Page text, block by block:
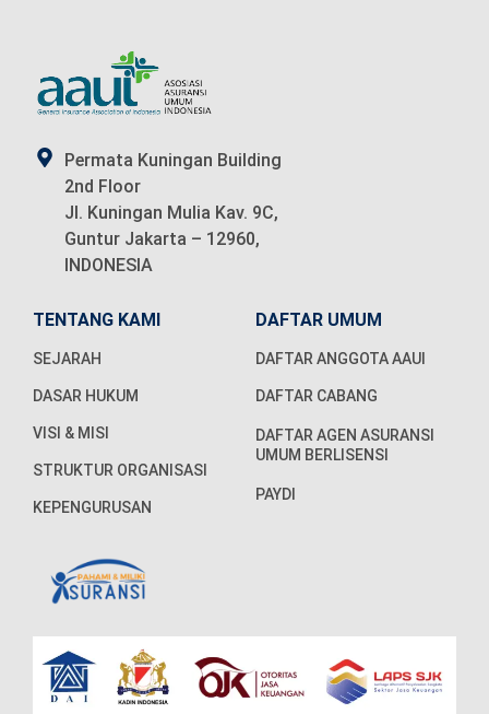
Permata Kuningan Building
2nd Floor
Jl. Kuningan Mulia Kav. 9C,
Guntur Jakarta – 12960,
INDONESIA
TENTANG KAMI
SEJARAH
DASAR HUKUM
VISI & MISI
STRUKTUR ORGANISASI
KEPENGURUSAN
DAFTAR UMUM
DAFTAR ANGGOTA AAUI
DAFTAR CABANG
DAFTAR AGEN ASURANSI
UMUM BERLISENSI
PAYDI